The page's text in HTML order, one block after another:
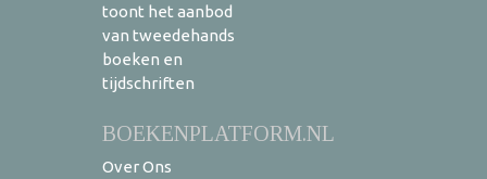
toont het aanbod
van tweedehands
boeken en
tijdschriften
BOEKENPLATFORM.NL
Over Ons